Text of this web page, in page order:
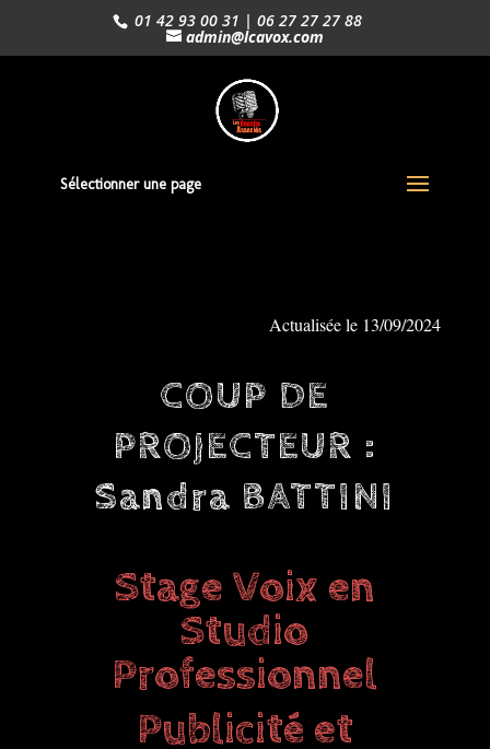
01 42 93 00 31 | 06 27 27 27 88
admin@lcavox.com
Sélectionner une page
Actualisée le 13/09/2024
COUP DE
PROJECTEUR :
Sandra BATTINI
Stage Voix en
Studio
Professionnel
Publicité et